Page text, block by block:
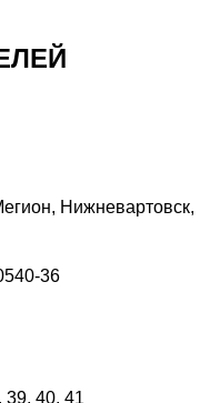
Нижневартовск,
36
39, 40, 41